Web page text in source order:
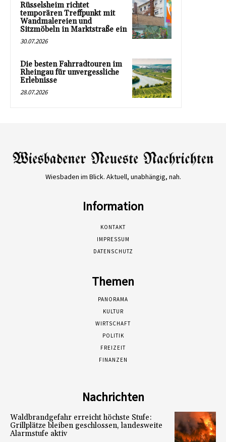
Rüsselsheim richtet
temporären Treffpunkt mit
Wandmalereien und
Sitzmöbeln in Marktstraße ein
30.07.2026
Die besten Fahrradtouren im
Rheingau für unvergessliche
Erlebnisse
28.07.2026
Wiesbaden im Blick. Aktuell, unabhängig, nah.
Information
KONTAKT
IMPRESSUM
DATENSCHUTZ
Themen
PANORAMA
KULTUR
WIRTSCHAFT
POLITIK
FREIZEIT
FINANZEN
Nachrichten
Waldbrandgefahr erreicht höchste Stufe:
Grillplätze bleiben geschlossen, landesweite
Alarmstufe aktiv